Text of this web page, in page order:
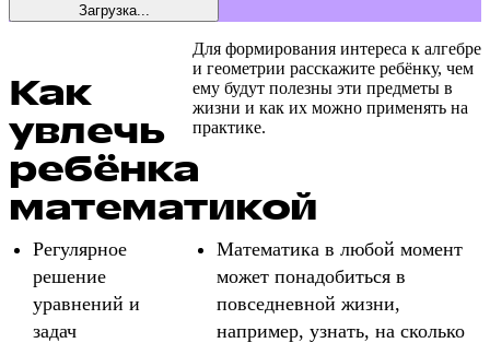
Загрузка...
Как
увлечь
ребёнка
математикой
Для формирования интереса к алгебре
и геометрии расскажите ребёнку, чем
ему будут полезны эти предметы в
жизни и как их можно применять на
практике.
Регулярное
решение
уравнений и
задач
Математика в любой момент
может понадобиться в
повседневной жизни,
например, узнать, на сколько